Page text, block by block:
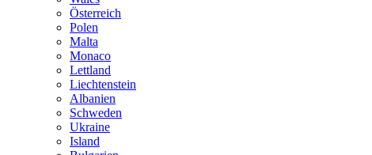
Österreich
Polen
Malta
Monaco
Lettland
Liechtenstein
Albanien
Schweden
Ukraine
Island